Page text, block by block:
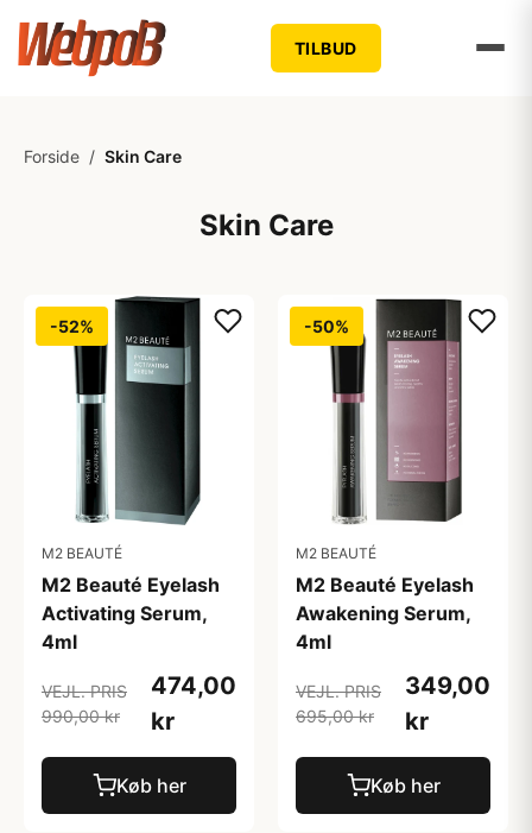
TILBUD
Forside / Skin Care
Skin Care
-52%
M2 BEAUTÉ
M2 Beauté Eyelash
Activating Serum,
4ml
VEJL. PRIS
990,00 kr
474,00
kr
Køb her
-50%
M2 BEAUTÉ
M2 Beauté Eyelash
Awakening Serum,
4ml
VEJL. PRIS
695,00 kr
349,00
kr
Køb her